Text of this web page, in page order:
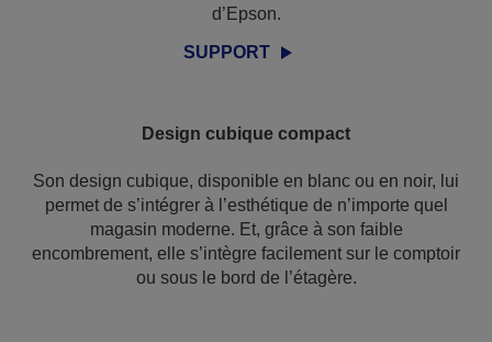
d’Epson.
SUPPORT
Design cubique compact
Son design cubique, disponible en blanc ou en noir, lui
permet de s’intégrer à l’esthétique de n’importe quel
magasin moderne. Et, grâce à son faible
encombrement, elle s’intègre facilement sur le comptoir
ou sous le bord de l’étagère.